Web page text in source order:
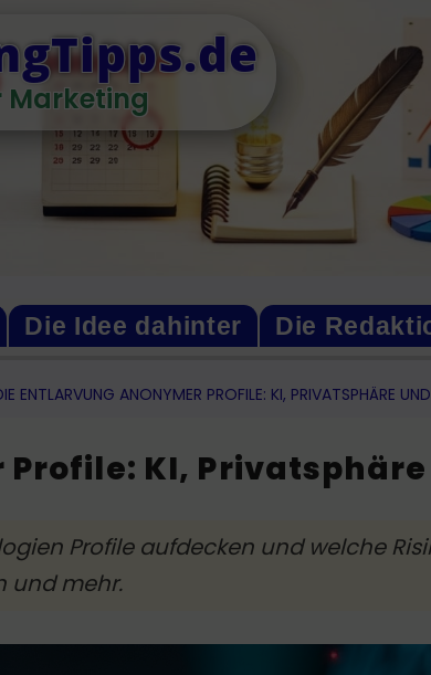
Marketing
Die Idee dahinter Die
ENTLARVUNG ANONYMER PROFILE: KI, PRIVATSPHÄRE
Profile: KI,
Profile aufdecken und welche
und mehr.